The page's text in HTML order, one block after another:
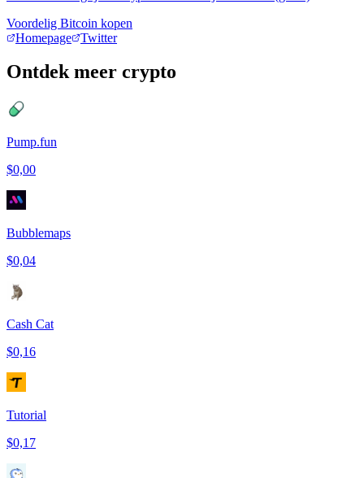
Voordelig Bitcoin kopen
Homepage
Twitter
Ontdek meer crypto
Pump.fun
$0,00
Bubblemaps
$0,04
Cash Cat
$0,16
Tutorial
$0,17